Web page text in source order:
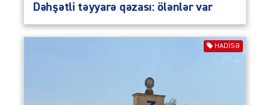
Dəhşətli təyyarə qəzası: ölənlər var
HADISƏ